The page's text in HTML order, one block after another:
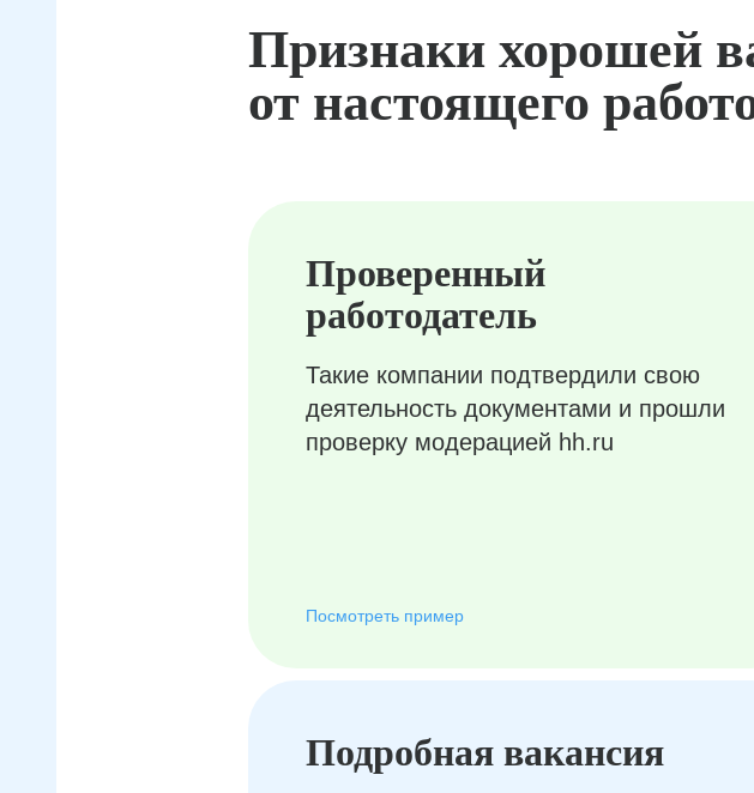
Признаки хорошей
от настоящего
Проверенный
работодатель
Такие компании подтвердили свою
деятельность документами и прошли
проверку модерацией hh.ru
Посмотреть пример
Подробная вакансия